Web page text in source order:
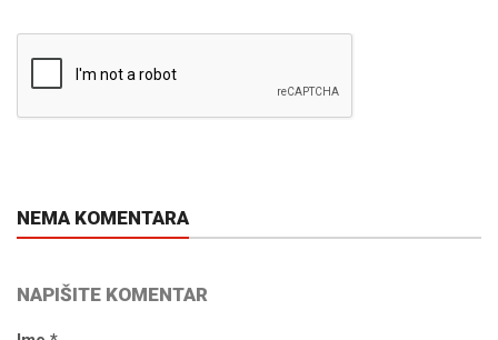
NEMA KOMENTARA
NAPIŠITE KOMENTAR